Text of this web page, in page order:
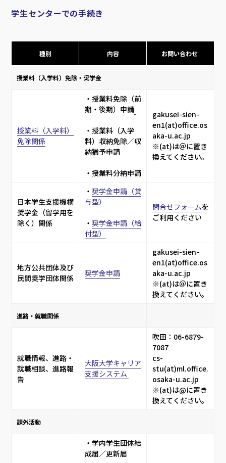
学生センターでの手続き
種別 内容 お問い合わせ
授業料（入学料）免除・奨学金
授業料（入学料）
免除関係
・授業料免除（前
期・後期）申請
・授業料（入学
料）収納免除／収
納猶予申請
・授業料分納申請
gakusei-sien-
en1(at)office.os
aka-u.ac.jp
※(at)は＠に置き
換えてください。
日本学生支援機構
奨学金（留学用を
除く）関係
・ 奨学金申請（貸
与型）
・ 奨学金申請（給
付型）
問合せフォームを
ご利用ください
地方公共団体及び
民間奨学団体関係
奨学金申請
gakusei-sien-
en1(at)office.os
aka-u.ac.jp
※(at)は＠に置き
換えてください。
進路・就職関係
就職情報、進路・
就職相談、進路報
告
大阪大学キャリア
支援システム
吹田：06-6879-
7087
cs-
stu(at)ml.office.
osaka-u.ac.jp
※(at)は@に置き
換えてください。
課外活動
・学内学生団体結
成届／更新届